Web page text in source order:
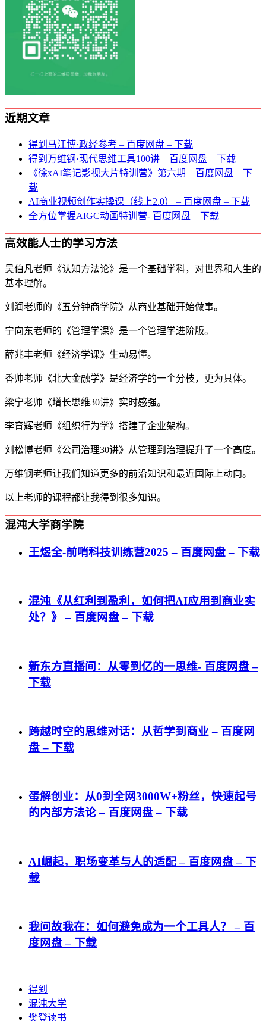
近期文章
得到马江博·政经参考 – 百度网盘 – 下载
得到万维钢·现代思维⼯具100讲 – 百度网盘 – 下载
《徐xAI笔记影视大片特训营》第六期 – 百度网盘 – 下
载
AI商业视频创作实操课（线上2.0） – 百度网盘 – 下载
全方位掌握AIGC动画特训营- 百度网盘 – 下载
高效能人士的学习方法
吴伯凡老师《认知方法论》是一个基础学科，对世界和人生的
基本理解。
刘润老师的《五分钟商学院》从商业基础开始做事。
宁向东老师的《管理学课》是一个管理学进阶版。
薛兆丰老师《经济学课》生动易懂。
香帅老师《北大金融学》是经济学的一个分枝，更为具体。
梁宁老师《增长思维30讲》实时感强。
李育辉老师《组织行为学》搭建了企业架构。
刘松博老师《公司治理30讲》从管理到治理提升了一个高度。
万维钢老师让我们知道更多的前沿知识和最近国际上动向。
以上老师的课程都让我得到很多知识。
混沌大学商学院
王煜全-前哨科技训练营2025 – 百度网盘 – 下载
混沌《从红利到盈利，如何把AI应用到商业实
处？》 – 百度网盘 – 下载
新东方直播间：从零到亿的一思维- 百度网盘 –
下载
跨越时空的思维对话：从哲学到商业 – 百度网
盘 – 下载
蛋解创业：从0到全网3000W+粉丝，快速起号
的内部方法论 – 百度网盘 – 下载
AI崛起，职场变革与人的适配 – 百度网盘 – 下
载
我问故我在：如何避免成为一个工具人？ – 百
度网盘 – 下载
得到
混沌大学
樊登读书